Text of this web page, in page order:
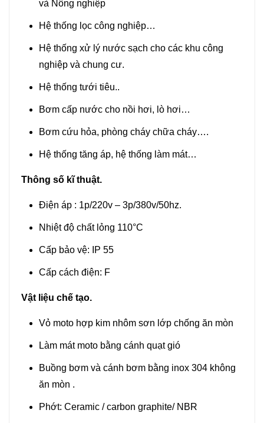
và Nông nghiệp
Hệ thống lọc công nghiệp…
Hệ thống xử lý nước sạch cho các khu công
nghiệp và chung cư.
Hệ thống tưới tiêu..
Bơm cấp nước cho nồi hơi, lò hơi…
Bơm cứu hỏa, phòng cháy chữa cháy….
Hệ thống tăng áp, hệ thống làm mát…
Thông số kĩ thuật.
Điện áp : 1p/220v – 3p/380v/50hz.
Nhiệt độ chất lỏng 110°C
Cấp bảo vệ: IP 55
Cấp cách điện: F
Vật liệu chế tạo.
Vỏ moto hợp kim nhôm sơn lớp chống ăn mòn
Làm mát moto bằng cánh quạt gió
Buồng bơm và cánh bơm bằng inox 304 không
ăn mòn .
Phớt: Ceramic / carbon graphite/ NBR